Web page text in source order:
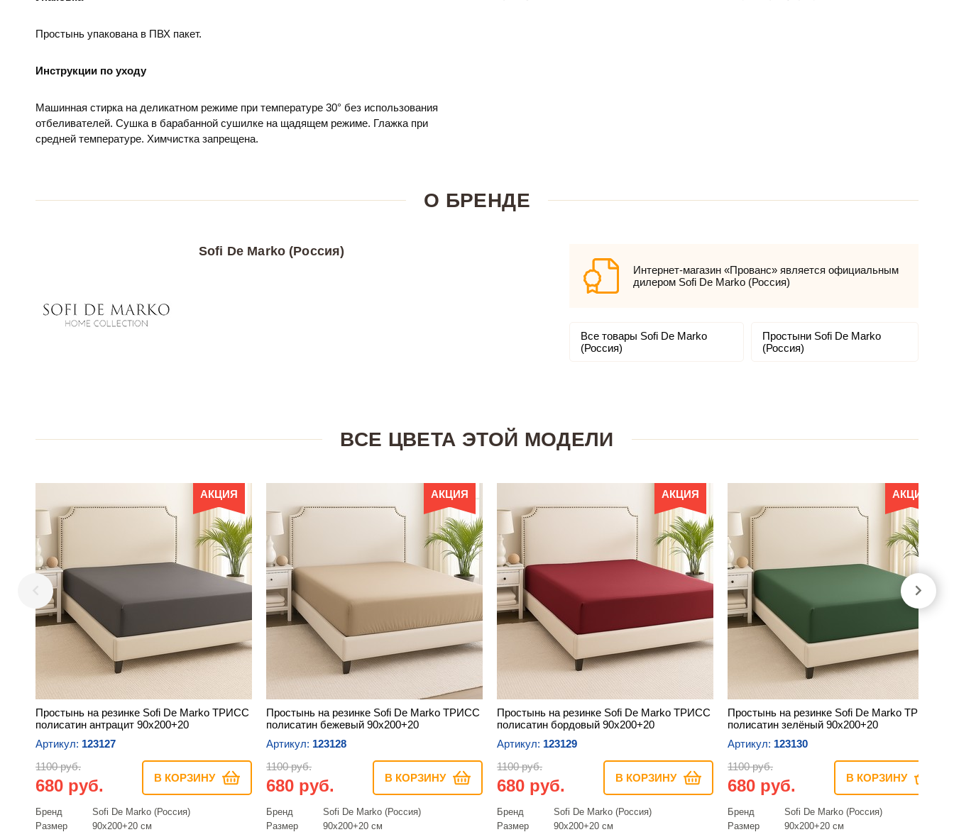
Простынь упакована в ПВХ пакет.
Инструкции по уходу
Машинная стирка на деликатном режиме при температуре 30° без использования
отбеливателей. Сушка в барабанной сушилке на щадящем режиме. Глажка при
средней температуре. Химчистка запрещена.
О БРЕНДЕ
Sofi De Marko (Россия)
Интернет-магазин «Прованс» является официальным
дилером Sofi De Marko (Россия)
Все товары Sofi De Marko
(Россия)
Простыни Sofi De Marko
(Россия)
ВСЕ ЦВЕТА ЭТОЙ МОДЕЛИ
АКЦИЯ
Простынь на резинке Sofi De Marko ТРИСС
полисатин антрацит 90х200+20
Артикул: 123127
1100 руб.
680 руб. В КОРЗИНУ
Бренд
Sofi De Marko (Россия)
Размер
90х200+20 см
АКЦИЯ
Простынь на резинке Sofi De Marko ТРИСС
полисатин бежевый 90х200+20
Артикул: 123128
1100 руб.
680 руб. В КОРЗИНУ
Бренд
Sofi De Marko (Россия)
Размер
90х200+20 см
АКЦИЯ
Простынь на резинке Sofi De Marko ТРИСС
полисатин бордовый 90х200+20
Артикул: 123129
1100 руб.
680 руб. В КОРЗИНУ
Бренд
Sofi De Marko (Россия)
Размер
90х200+20 см
АКЦИЯ
Простынь на резинке Sofi De Marko ТРИСС
полисатин зелёный 90х200+20
Артикул: 123130
1100 руб.
680 руб. В КОРЗИНУ
Бренд
Sofi De Marko (Россия)
Размер
90х200+20 см